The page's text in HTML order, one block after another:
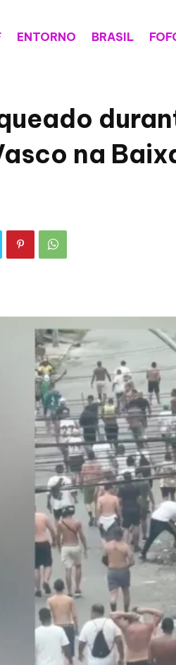
ENTORNO BRASIL
na